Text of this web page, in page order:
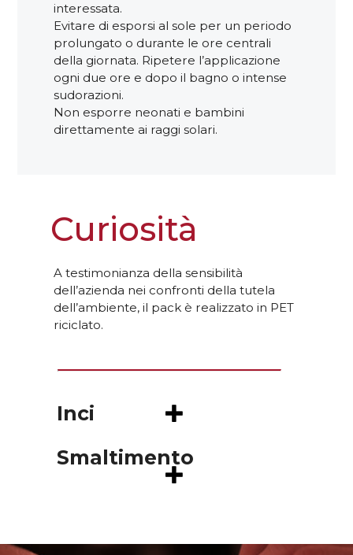
interessata.
Evitare di esporsi al sole per un periodo
prolungato o durante le ore centrali
della giornata. Ripetere l’applicazione
ogni due ore e dopo il bagno o intense
sudorazioni.
Non esporre neonati e bambini
direttamente ai raggi solari.
Curiosità
A testimonianza della sensibilità
dell’azienda nei confronti della tutela
dell’ambiente, il pack è realizzato in PET
riciclato.
Inci
Smaltimento